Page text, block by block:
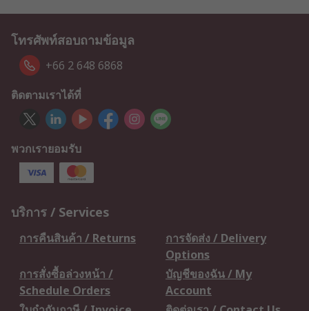
โทรศัพท์สอบถามข้อมูล
+66 2 648 6868
ติดตามเราได้ที่
พวกเรายอมรับ
บริการ / Services
การคืนสินค้า / Returns
การจัดส่ง / Delivery
Options
การสั่งซื้อล่วงหน้า /
Schedule Orders
บัญชีของฉัน / My
Account